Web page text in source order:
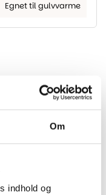
Om
indhold og
Egnet til gulvvarme